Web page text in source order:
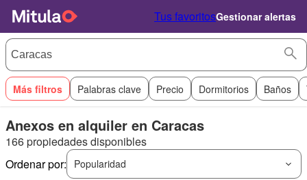
Tus favoritosGestionar alertas
Más filtros Palabras clave Precio Dormitorios Baños
Anexos en alquiler en Caracas
166 propiedades disponibles
Ordenar por:
Popularidad